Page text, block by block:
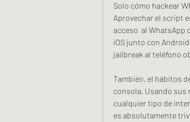
Solo cómo hackear
Aprovechar el script
acceso  al
iOS junto con
jailbreak al teléfono
También, el hábitos
consola. Usando sus
cualquier tipo de
es absolutamente